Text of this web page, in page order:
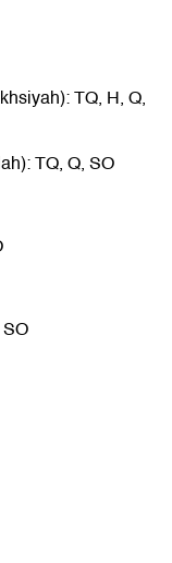
TQ, H, Q,
TQ, Q, SO